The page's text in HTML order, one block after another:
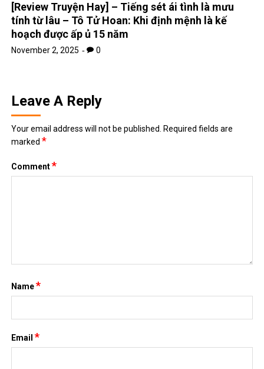
[Review Truyện Hay] – Tiếng sét ái tình là mưu
tính từ lâu – Tô Tử Hoan: Khi định mệnh là kế
hoạch được ấp ủ 15 năm
November 2, 2025 0
Leave A Reply
Your email address will not be published.
Required fields are
marked*
Comment*
Name*
Email*